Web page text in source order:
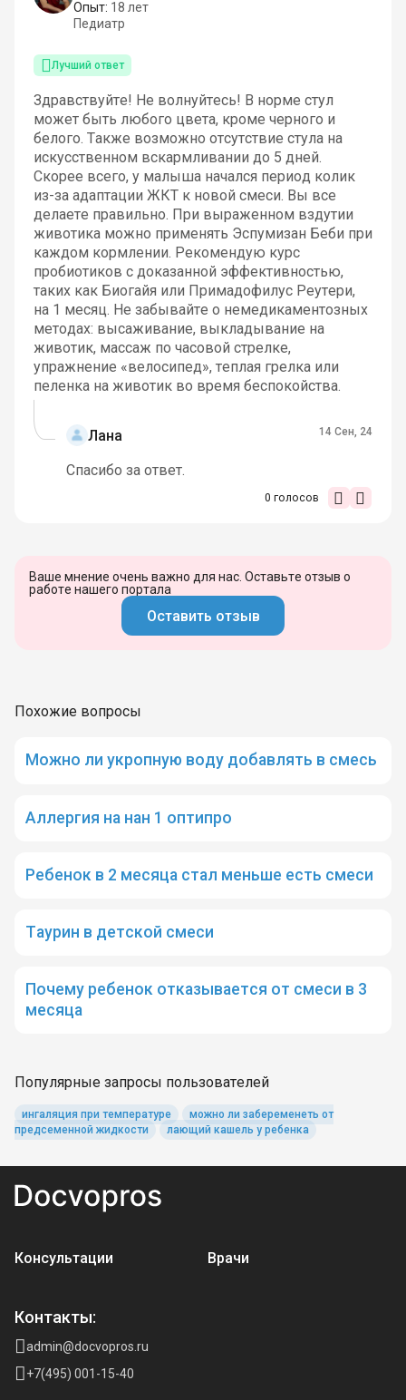
Опыт: 18 лет
Педиатр
Лучший ответ
Здравствуйте! Не волнуйтесь! В норме стул
может быть любого цвета, кроме черного и
белого. Также возможно отсутствие стула на
искусственном вскармливании до 5 дней.
Скорее всего, у малыша начался период колик
из-за адаптации ЖКТ к новой смеси. Вы все
делаете правильно. При выраженном вздутии
животика можно применять Эспумизан Беби при
каждом кормлении. Рекомендую курс
пробиотиков с доказанной эффективностью,
таких как Биогайя или Примадофилус Реутери,
на 1 месяц. Не забывайте о немедикаментозных
методах: высаживание, выкладывание на
животик, массаж по часовой стрелке,
упражнение «велосипед», теплая грелка или
пеленка на животик во время беспокойства.
Лана 14 Сен, 24
Спасибо за ответ.
0 голосов
Ваше мнение очень важно для нас. Оставьте отзыв о
работе нашего портала
Оставить отзыв
Похожие вопросы
Можно ли укропную воду добавлять в смесь
Аллергия на нан 1 оптипро
Ребенок в 2 месяца стал меньше есть смеси
Таурин в детской смеси
Почему ребенок отказывается от смеси в 3
месяца
Популярные запросы пользователей
ингаляция при температуре
можно ли забеременеть от
предсеменной жидкости
лающий кашель у ребенка
Консультации Врачи
Контакты:
admin@docvopros.ru
+7(495) 001-15-40